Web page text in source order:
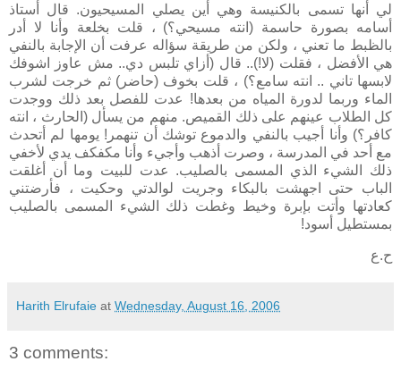
لي أنها تسمى بالكنيسة وهي أين يصلي المسيحيون. قال أستاذ
أسامه بصورة حاسمة (انته مسيحي؟) ، قلت بخلعة وأنا لا أدر
بالظبط ما تعني ، ولكن من طريقة سؤاله عرفت أن الإجابة بالنفي
هي الأفضل ، فقلت (لا!).. قال (أزاي تلبس دي.. مش عاوز اشوفك
لابسها تاني .. انته سامع؟) ، قلت بخوف (حاضر) ثم خرجت لشرب
الماء وربما لدورة المياه من بعدها! عدت للفصل بعد ذلك ووجدت
كل الطلاب عينهم على ذلك القميص. منهم من يسأل (الحارث ، انته
كافر؟) وأنا أجيب بالنفي والدموع توشك أن تنهمر! يومها لم أتحدث
مع أحد في المدرسة ، وصرت أذهب وأجيء وأنا مكفكف يدي لأخفي
ذلك الشيء الذي المسمى بالصليب. عدت للبيت وما أن أغلقت
الباب حتى اجهشت بالبكاء وجريت لوالدتي وحكيت ، فأرضتني
كعادتها وأتت بإبرة وخيط وغطت ذلك
الشيء المسمى بالصليب
بمستطيل أسود!
ح.ع
Harith Elrufaie at Wednesday, August 16, 2006
3 comments: